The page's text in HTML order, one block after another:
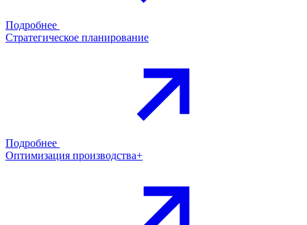
Подробнее
Стратегическое планирование
Подробнее
Оптимизация производства+